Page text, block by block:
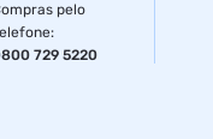
pelo
:
729 5220